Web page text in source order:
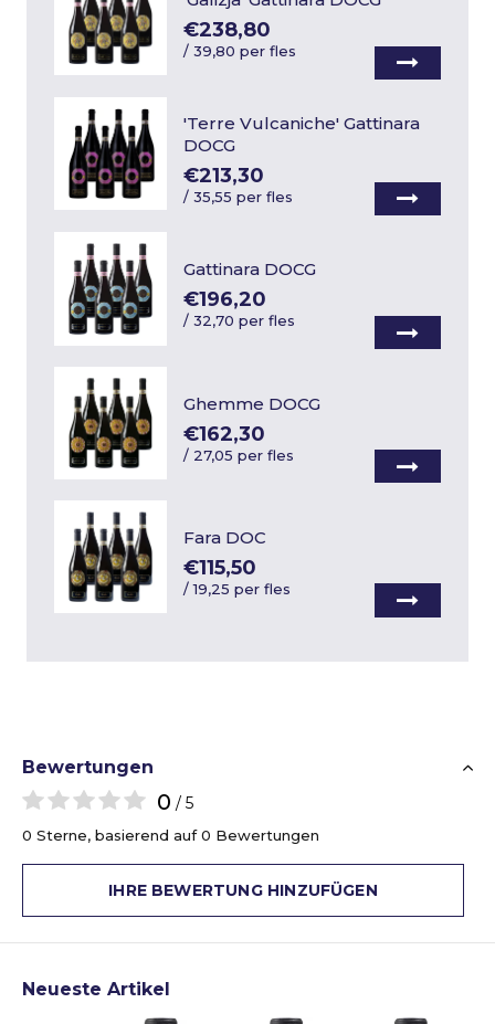
€238,80
/39,80 per fles
'Terre Vulcaniche' Gattinara
DOCG
€213,30
/35,55 per fles
Gattinara DOCG
€196,20
/32,70 per fles
Ghemme DOCG
€162,30
/ 27,05 per fles
Fara DOC
€115,50
/19,25 per fles
Bewertungen
0 / 5
0 Sterne, basierend auf 0 Bewertungen
IHRE BEWERTUNG HINZUFÜGEN
Neueste Artikel